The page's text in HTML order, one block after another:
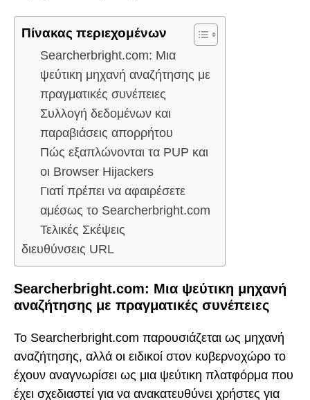
Πίνακας περιεχομένων
Searcherbright.com: Μια
ψεύτικη μηχανή αναζήτησης με
πραγματικές συνέπειες
Συλλογή δεδομένων και
παραβιάσεις απορρήτου
Πώς εξαπλώνονται τα PUP και
οι Browser Hijackers
Γιατί πρέπει να αφαιρέσετε
αμέσως το Searcherbright.com
Τελικές Σκέψεις
διευθύνσεις URL
Searcherbright.com: Μια ψεύτικη μηχανή
αναζήτησης με πραγματικές συνέπειες
Το Searcherbright.com παρουσιάζεται ως μηχανή
αναζήτησης, αλλά οι ειδικοί στον κυβερνοχώρο το
έχουν αναγνωρίσει ως μια ψεύτικη πλατφόρμα που
έχει σχεδιαστεί για να ανακατευθύνει χρήστες για